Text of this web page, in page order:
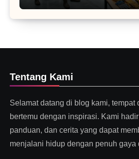
Tentang Kami
Selamat datang di blog kami, tempat
bertemu dengan inspirasi. Kami
panduan, dan cerita yang dapat
menjalani hidup dengan penuh gaya